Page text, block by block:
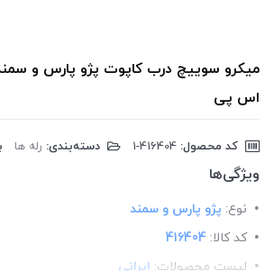
اس پی
کد محصول: دسته‌بندی: رله ها
ویژگی‌ها
نوع: پژو پارس و سمند
کد کالا: 416404
لیست محصولات: ایرانی